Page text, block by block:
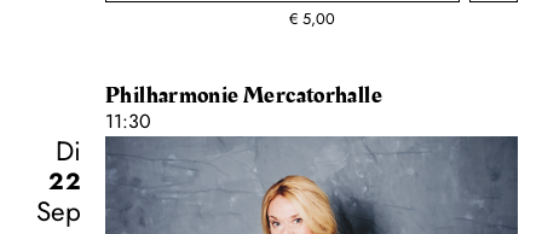
€ 5,00
Philharmonie Mercatorhalle
11:30
Di
22
Sep